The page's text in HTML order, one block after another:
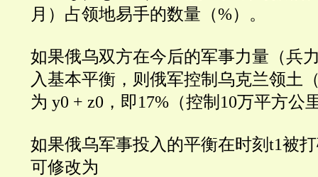
月）占领地易手的数量（%）。
如果俄乌双方在今后的军事力量（兵
入基本平衡，则俄军控制乌克兰领土
为 y0 + z0，即17%（控制10万平方公
如果俄乌军事投入的平衡在时刻 t1被
可修改为